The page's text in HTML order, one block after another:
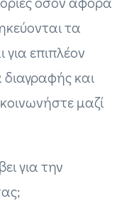
τα
επιπλέον
διαγραφής και
μαζί
για την